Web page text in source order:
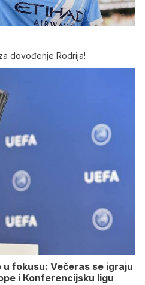
dovođenje Rodrija!
fokusu: Večeras se igraju
i Konferencijsku ligu